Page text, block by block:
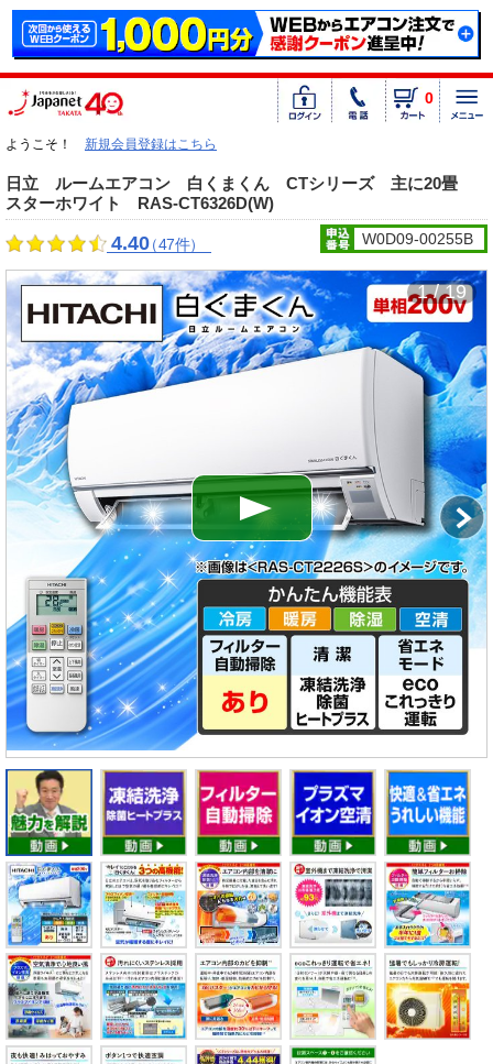
0
ようこそ！ 新規会員登録はこちら
日立 ルームエアコン 白くまくん CTシリーズ 主に20畳
スターホワイト RAS-CT6326D(W)
4.40（47件） W0D09-00255B
1 / 19